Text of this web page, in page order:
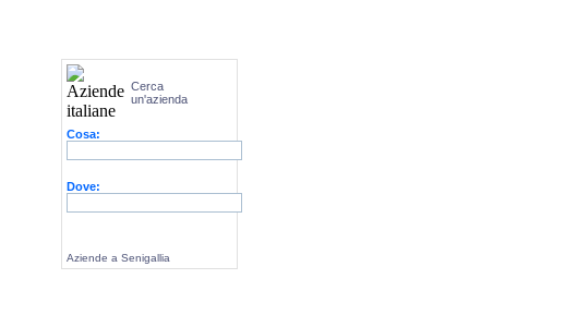
Cerca
un'azienda
Cosa:
Dove:
Aziende a Senigallia